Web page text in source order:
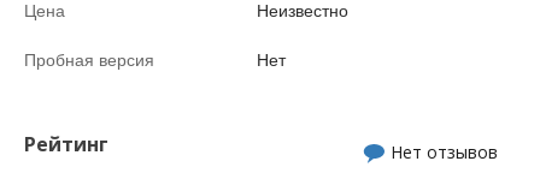
Цена Неизвестно
Пробная версия Нет
Рейтинг Нет отзывов